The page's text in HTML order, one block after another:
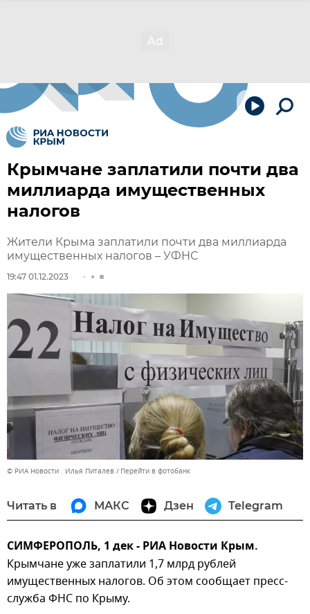
Крымчане заплатили почти два
миллиарда имущественных
налогов
Жители Крыма заплатили почти два миллиарда
имущественных налогов – УФНС
19:47 01.12.2023
© РИА Новости . Илья Питалев Перейти в фотобанк
Читать в МАКС Дзен Telegram
СИМФЕРОПОЛЬ, 1 дек - РИА Новости Крым.
Крымчане уже заплатили 1,7 млрд рублей
имущественных налогов. Об этом сообщает пресс-
служба ФНС по Крыму.